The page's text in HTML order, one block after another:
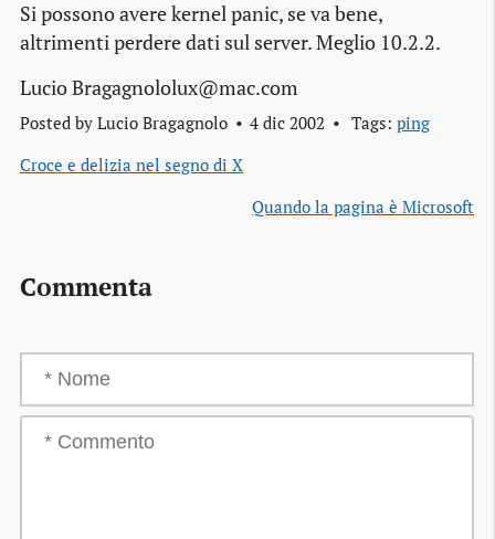
Si possono avere kernel panic, se va bene,
altrimenti perdere dati sul server. Meglio 10.2.2.
Lucio Bragagnololux@mac.com
Posted by Lucio Bragagnolo 4 dic 2002 Tags: ping
Croce e delizia nel segno di X
Quando la pagina è Microsoft
Commenta